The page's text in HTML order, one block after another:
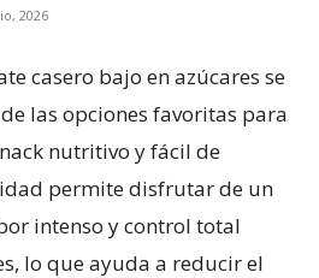
2026
casero bajo en azúcares se
las opciones favoritas para
nutritivo y fácil de
permite disfrutar de un
intenso y control total
lo que ayuda a reducir el